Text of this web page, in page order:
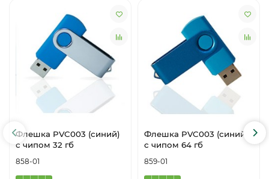
Флешка PVC003 (синий)
с чипом 32 гб
858-01
Флешка PVC003 (синий)
с чипом 64 гб
859-01